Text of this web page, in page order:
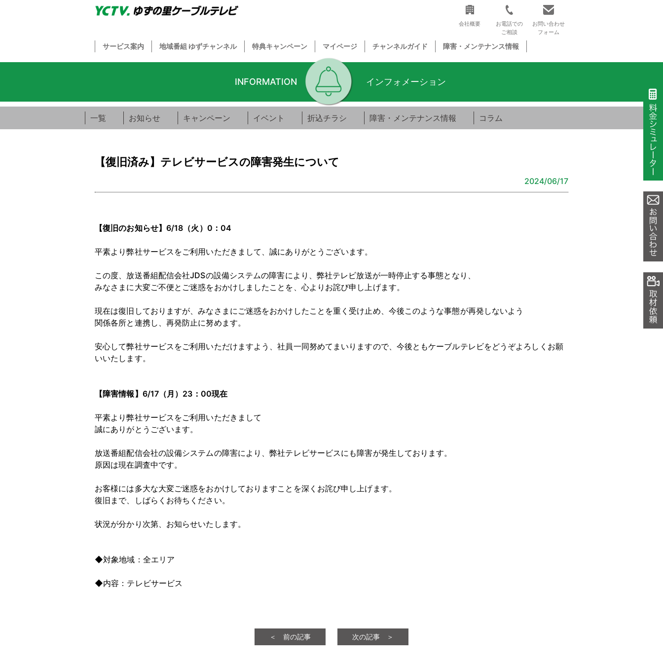
会社概要
お電話での
ご相談
お問い合わせ
フォーム
サービス案内 地域番組 ゆずチャンネル 特典キャンペーン マイページ チャンネルガイド 障害・メンテナンス情報
INFORMATION インフォメーション
一覧 お知らせ キャンペーン イベント 折込チラシ 障害・メンテナンス情報 コラム
【復旧済み】テレビサービスの障害発生について
2024/06/17
【復旧のお知らせ】6/18（火）0：04
平素より弊社サービスをご利用いただきまして、誠にありがとうございます。
この度、放送番組配信会社JDSの設備システムの障害により、弊社テレビ放送が一時停止する事態となり、
みなさまに大変ご不便とご迷惑をおかけしましたことを、心よりお詫び申し上げます。
現在は復旧しておりますが、みなさまにご迷惑をおかけしたことを重く受け止め、今後このような事態が再発しないよう
関係各所と連携し、再発防止に努めます。
安心して弊社サービスをご利用いただけますよう、社員一同努めてまいりますので、今後ともケーブルテレビをどうぞよろしくお願
いいたします。
【障害情報】6/17（月）23：00現在
平素より弊社サービスをご利用いただきまして
誠にありがとうございます。
放送番組配信会社の設備システムの障害により、弊社テレビサービスにも障害が発生しております。
原因は現在調査中です。
お客様には多大な大変ご迷惑をおかけしておりますことを深くお詫び申し上げます。
復旧まで、しばらくお待ちください。
状況が分かり次第、お知らせいたします。
◆対象地域：全エリア
◆内容：テレビサービス
＜ 前の記事 次の記事 ＞